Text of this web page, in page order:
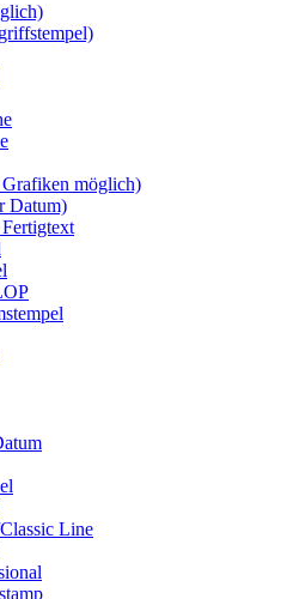
möglich)
Datum)
Line